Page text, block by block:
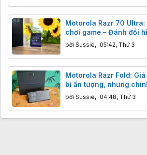
Motorola Razr 70
chơi game – Đánh đổi
cao lấy trải nghiệm độc
bởi Sussie, 05:42, Thứ 3
Motorola Razr Fold: Giá
bỉ ấn tượng, nhưng
có đáng lo?
bởi Sussie, 04:48, Thứ 3